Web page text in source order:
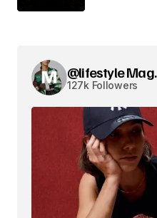
@lifestyle Mag.
127k Followers